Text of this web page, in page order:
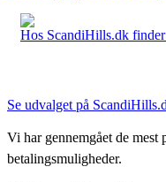
Hos ScandiHills.dk
Se udvalget på
Vi har gennemgået de
betalingsmuligheder.